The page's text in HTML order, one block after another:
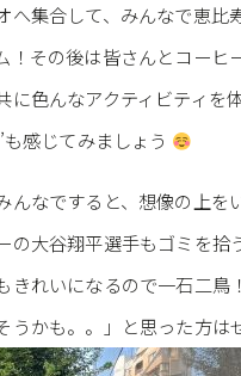
へ集合して、みんなで恵
！その後は皆さんとコーヒ
に色んなアクティビティを
も感じてみましょう
んなですると、想像の上を
の大谷翔平選手もゴミを
きれいになるので一石二鳥！
うかも。。」と思った方